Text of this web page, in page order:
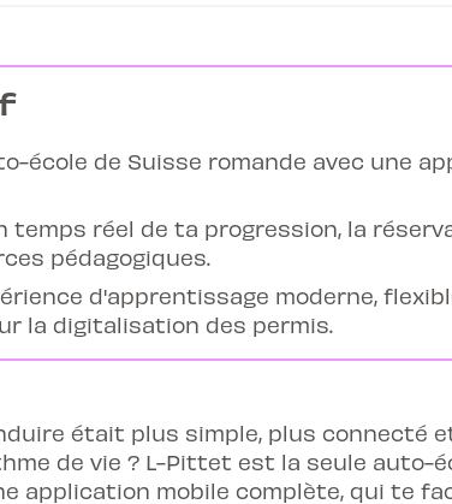
école de Suisse romande avec une
temps réel de ta progression, la
pédagogiques.
d'apprentissage moderne,
la digitalisation des permis.
était plus simple, plus connecté
de vie ? L-Pittet est la seule auto-
application mobile complète, qui te